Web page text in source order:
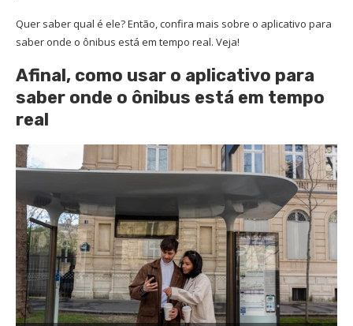
Quer saber qual é ele? Então, confira mais sobre o aplicativo para
saber onde o ônibus está em tempo real. Veja!
Afinal, como usar o aplicativo para
saber onde o ônibus está em tempo
real